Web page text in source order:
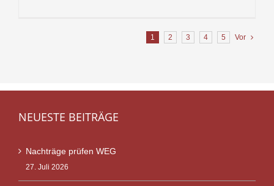
1 2 3 4 5 Vor
NEUESTE BEITRÄGE
Nachträge prüfen WEG
27. Juli 2026